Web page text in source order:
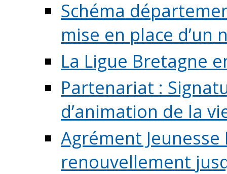
Schéma
mise en place d’un
La Ligue Bretagne
Partenariat :
d’animation de la
Agrément
renouvellement